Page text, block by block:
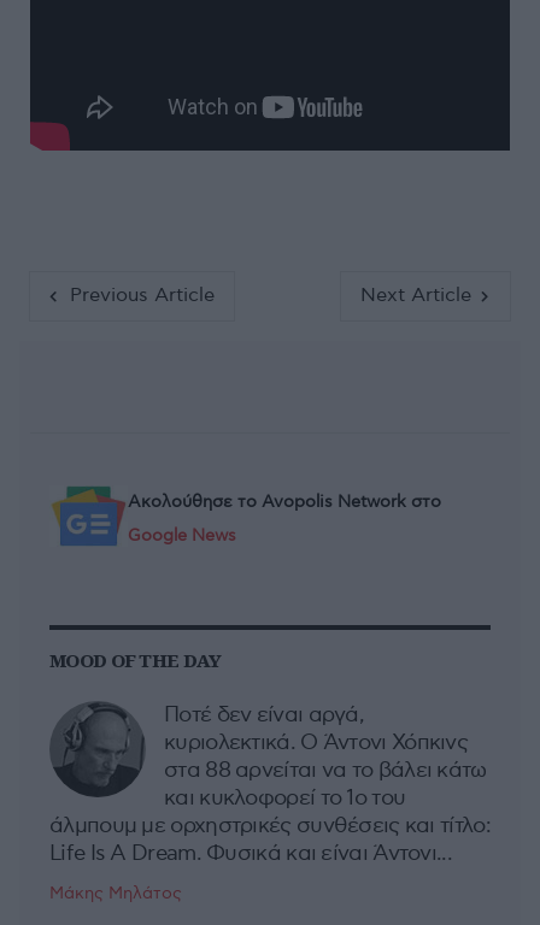
Previous Article Next Article
Ακολούθησε το Avopolis Network στο
Google News
MOOD OF THE DAY
Ποτέ δεν είναι αργά,
κυριολεκτικά. Ο Άντονι Χόπκινς
στα 88 αρνείται να το βάλει κάτω
και κυκλοφορεί το 1ο του
άλμπουμ με ορχηστρικές συνθέσεις και τίτλο:
Life Is A Dream. Φυσικά και είναι Άντονι...
Μάκης Μηλάτος